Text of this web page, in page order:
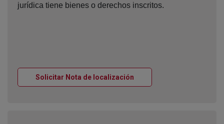
jurídica tiene bienes o derechos inscritos.
Solicitar Nota de localización